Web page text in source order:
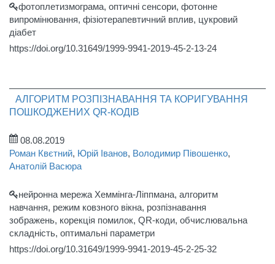
фотоплетизмограма, оптичні сенсори, фотонне
випромінювання, фізіотерапевтичний вплив, цукровий
діабет
https://doi.org/10.31649/1999-9941-2019-45-2-13-24
АЛГОРИТМ РОЗПІЗНАВАННЯ ТА КОРИГУВАННЯ
ПОШКОДЖЕНИХ QR-КОДІВ
08.08.2019
Роман Квєтний, Юрій Іванов, Володимир Півошенко,
Анатолій Васюра
нейронна мережа Хеммінга-Ліппмана, алгоритм
навчання, режим ковзного вікна, розпізнавання
зображень, корекція помилок, QR-коди, обчислювальна
складність, оптимальні параметри
https://doi.org/10.31649/1999-9941-2019-45-2-25-32